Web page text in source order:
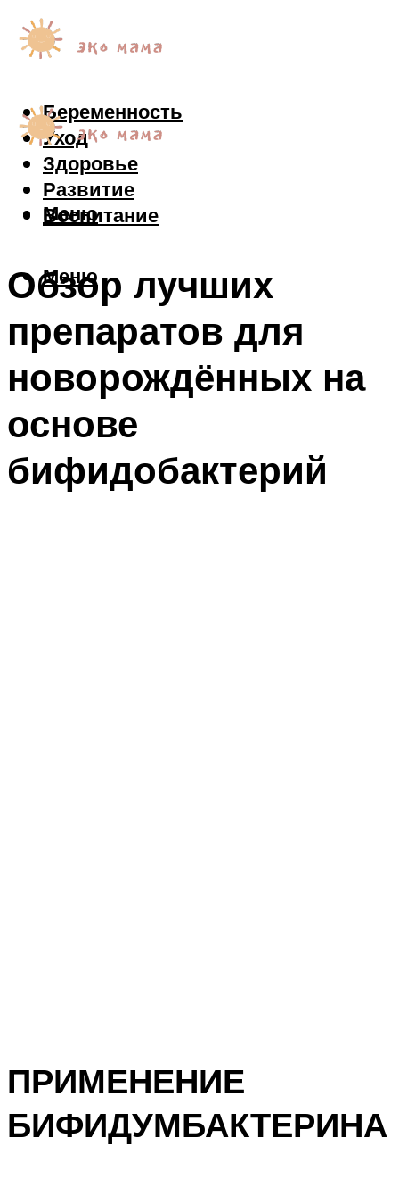
Беременность
Уход
Здоровье
Развитие
Воспитание
Меню
Меню
Обзор лучших
препаратов для
новорождённых на
основе
бифидобактерий
ПРИМЕНЕНИЕ
БИФИДУМБАКТЕРИНА